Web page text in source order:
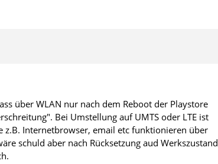
über WLAN nur nach dem Reboot der Playstore
Bei Umstellung auf UMTS oder LTE ist
z.B. Internetbrowser, email etc funktionieren über
schuld aber nach Rücksetzung aud Werkszustand